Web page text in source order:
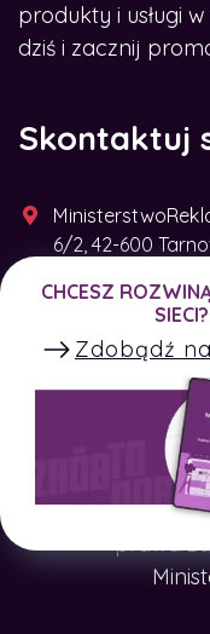
produkty i usługi
dziś i zacznij
Skontaktuj
6/2, 42-600
+48 791 493 287
Copyright ©
prawa
CHCESZ
SIECI?
Zdobądź